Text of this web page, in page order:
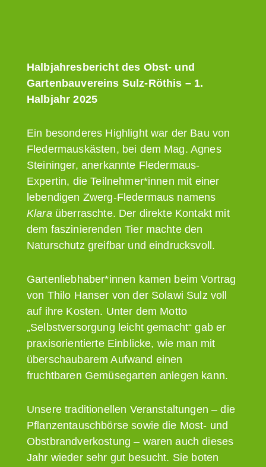
Halbjahresbericht des Obst- und
Gartenbauvereins Sulz-Röthis – 1.
Halbjahr 2025
Ein besonderes Highlight war der Bau von
Fledermauskästen, bei dem Mag. Agnes
Steininger, anerkannte Fledermaus-
Expertin, die Teilnehmer*innen mit einer
lebendigen Zwerg-Fledermaus namens
Klara überraschte. Der direkte Kontakt mit
dem faszinierenden Tier machte den
Naturschutz greifbar und eindrucksvoll.
Gartenliebhaber*innen kamen beim Vortrag
von Thilo Hanser von der Solawi Sulz voll
auf ihre Kosten. Unter dem Motto
„Selbstversorgung leicht gemacht“ gab er
praxisorientierte Einblicke, wie man mit
überschaubarem Aufwand einen
fruchtbaren Gemüsegarten anlegen kann.
Unsere traditionellen Veranstaltungen – die
Pflanzentauschbörse sowie die Most- und
Obstbrandverkostung – waren auch dieses
Jahr wieder sehr gut besucht. Sie boten